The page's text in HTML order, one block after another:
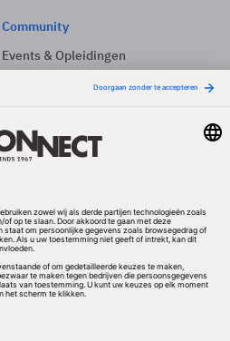
Community
Events & Opleidingen
Nieuwsbrieven